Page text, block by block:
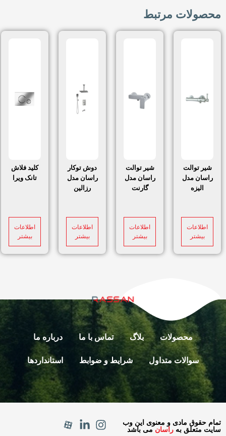
محصولات مرتبط
شیر توالت
راسان مدل
الیزه
اطلاعات
بیشتر
شیر توالت
راسان مدل
گارنت
اطلاعات
بیشتر
دوش توکار
راسان مدل
رزالین
اطلاعات
بیشتر
کلید فلاش
تانک ویرا
اطلاعات
بیشتر
محصولات بلاگ تماس با ما درباره ما
سوالات متداول شرایط و ضوابط استانداردها
تمام حقوق مادی و معنوی این وب
سایت متعلق به راسانمی باشد